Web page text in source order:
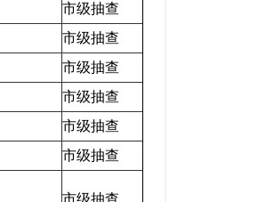
市级抽查
市级抽查
市级抽查
市级抽查
市级抽查
市级抽查
市级抽查